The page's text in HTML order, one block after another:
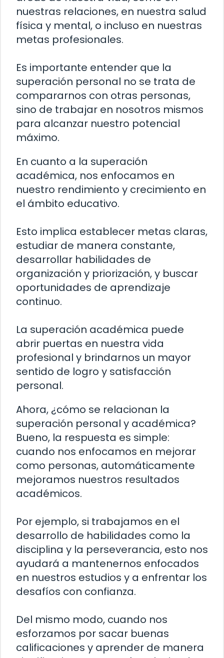
nuestras relaciones, en nuestra salud
física y mental, o incluso en nuestras
metas profesionales.
Es importante entender que la
superación personal no se trata de
compararnos con otras personas,
sino de trabajar en nosotros mismos
para alcanzar nuestro potencial
máximo.
En cuanto a la superación
académica, nos enfocamos en
nuestro rendimiento y crecimiento en
el ámbito educativo.
Esto implica establecer metas claras,
estudiar de manera constante,
desarrollar habilidades de
organización y priorización, y buscar
oportunidades de aprendizaje
continuo.
La superación académica puede
abrir puertas en nuestra vida
profesional y brindarnos un mayor
sentido de logro y satisfacción
personal.
Ahora, ¿cómo se relacionan la
superación personal y académica?
Bueno, la respuesta es simple:
cuando nos enfocamos en mejorar
como personas, automáticamente
mejoramos nuestros resultados
académicos.
Por ejemplo, si trabajamos en el
desarrollo de habilidades como la
disciplina y la perseverancia, esto nos
ayudará a mantenernos enfocados
en nuestros estudios y a enfrentar los
desafíos con confianza.
Del mismo modo, cuando nos
esforzamos por sacar buenas
calificaciones y aprender de manera